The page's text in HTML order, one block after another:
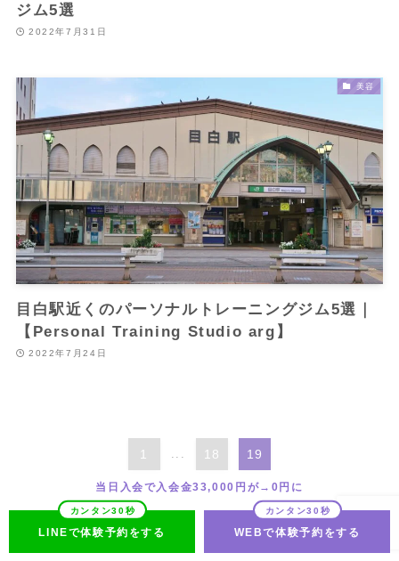
ジム5選
2022年7月31日
美容
目白駅近くのパーソナルトレーニングジム5選｜
【Personal Training Studio arg】
2022年7月24日
1 ... 18 19
当日入会で入会金33,000円が→0円に
LINEで体験予約をする WEBで体験予約をする